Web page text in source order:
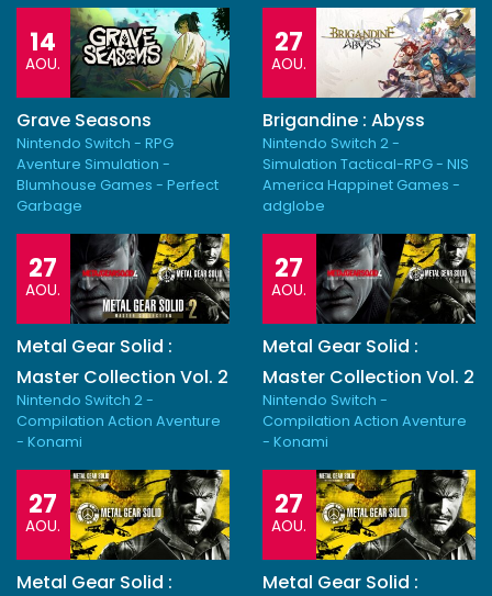
14
AOU.
Grave Seasons
Nintendo Switch - RPG
Aventure Simulation -
Blumhouse Games - Perfect
Garbage
27
AOU.
Brigandine : Abyss
Nintendo Switch 2 -
Simulation Tactical-RPG - NIS
America Happinet Games -
adglobe
27
AOU.
Metal Gear Solid :
Master Collection Vol. 2
Nintendo Switch 2 -
Compilation Action Aventure
- Konami
27
AOU.
Metal Gear Solid :
Master Collection Vol. 2
Nintendo Switch -
Compilation Action Aventure
- Konami
27
AOU.
Metal Gear Solid :
27
AOU.
Metal Gear Solid :